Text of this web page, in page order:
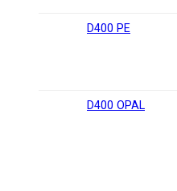
D400 PE
D400 OPAL